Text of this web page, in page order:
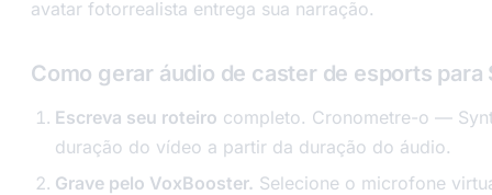
avatar fotorrealista entrega sua narração.
Como gerar áudio de caster de esports para
Escreva seu roteiro completo. Cronometre-o —
duração do vídeo a partir da duração do áudio.
Grave pelo VoxBooster. Selecione o microfone